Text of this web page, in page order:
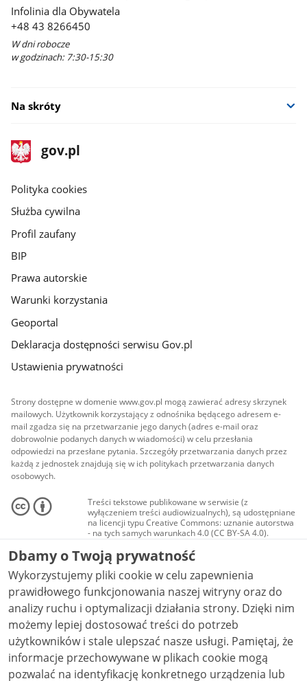
Infolinia dla Obywatela
+48 43 8266450
W dni robocze
w godzinach: 7:30-15:30
Na skróty
stopka
gov.pl
Strona
gov.pl
gov.pl
Polityka cookies
Służba cywilna
Profil zaufany
BIP
Prawa autorskie
Warunki korzystania
Geoportal
Deklaracja dostępności serwisu Gov.pl
Ustawienia prywatności
Strony dostępne w domenie www.gov.pl mogą zawierać adresy skrzynek
mailowych. Użytkownik korzystający z odnośnika będącego adresem e-
mail zgadza się na przetwarzanie jego danych (adres e-mail oraz
dobrowolnie podanych danych w wiadomości) w celu przesłania
odpowiedzi na przesłane pytania. Szczegóły przetwarzania danych przez
każdą z jednostek znajdują się w ich politykach przetwarzania danych
osobowych.
Treści tekstowe publikowane w serwisie (z
wyłączeniem treści audiowizualnych), są udostępniane
na licencji typu Creative Commons: uznanie autorstwa
- na tych samych warunkach 4.0 (CC BY-SA 4.0).
Materiały audiowizualne, w tym zdjęcia, materiały
audio i wideo, są udostępniane na licencji typu
Creative Commons: uznanie autorstwa użycie
niekomercyjne - bez utworów zależnych 4.0 (CC BY-
NC-ND 4.0), o ile nie jest to stwierdzone inaczej.
Dbamy o Twoją prywatność
Wykorzystujemy pliki cookie w celu zapewnienia
prawidłowego funkcjonowania naszej witryny oraz do
analizy ruchu i optymalizacji działania strony. Dzięki nim
możemy lepiej dostosować treści do potrzeb
użytkowników i stale ulepszać nasze usługi. Pamiętaj, że
informacje przechowywane w plikach cookie mogą
pozwalać na identyfikację konkretnego urządzenia lub